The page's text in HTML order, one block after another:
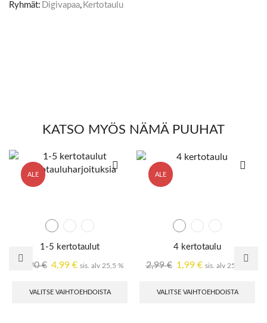
Ryhmät: Digivapaa, Kertotaulu
KATSO MYÖS NÄMÄ PUUHAT
ALE
1-5 kertotaulut
11,90€ 4,99 € sis. alv 25,5 %
VALITSE VAIHTOEHDOISTA
ALE
4 kertotaulu
2,99€ 1,99 € sis. alv 25,5 %
VALITSE VAIHTOEHDOISTA